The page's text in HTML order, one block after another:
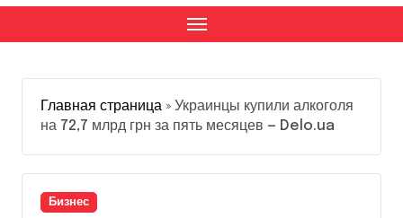
Главная страница » Украинцы купили алкоголя
на 72,7 млрд грн за пять месяцев — Delo.ua
Бизнес